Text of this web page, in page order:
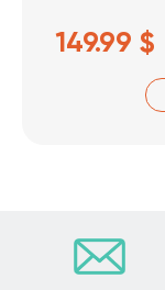
149.99 $